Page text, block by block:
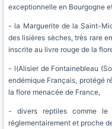
exceptionnelle en Bourgogne
- la Marguerite de la Saint-
des lisières sèches, très rare
inscrite au livre rouge de la
- l(Alisier de Fontainebleau
endémique Français, protégé
la flore menacée de France,
- divers reptiles comme le
réglementairement et proche